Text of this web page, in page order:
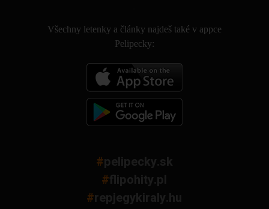
Všechny letenky a články najdeš také v appce
Pelipecky:
#pelipecky.sk
#flipohity.pl
#repjegykiraly.hu